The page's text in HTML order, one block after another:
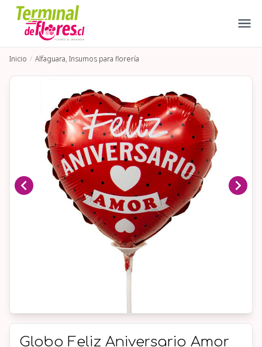
Inicio Alfaguara, Insumos para florería
Globo Feliz Aniversario Amor